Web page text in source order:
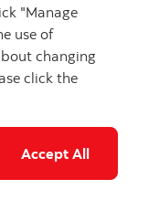
Confidentialité
"Manage
use of
changing
click the
Accept All